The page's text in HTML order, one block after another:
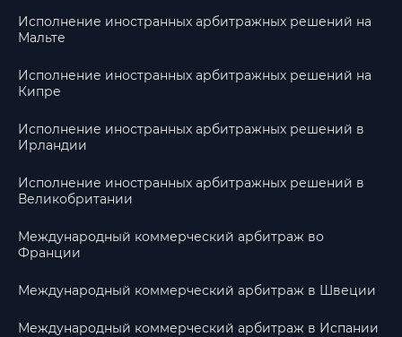
Исполнение иностранных арбитражных решений на
Мальте
Исполнение иностранных арбитражных решений на
Кипре
Исполнение иностранных арбитражных решений в
Ирландии
Исполнение иностранных арбитражных решений в
Великобритании
Международный коммерческий арбитраж во
Франции
Международный коммерческий арбитраж в Швеции
Международный коммерческий арбитраж в Испании